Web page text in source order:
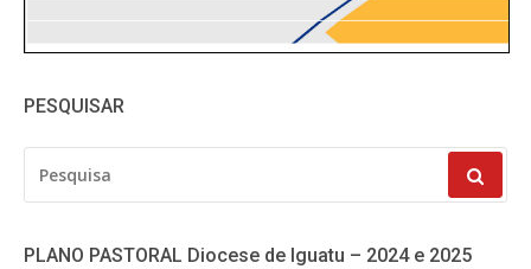
PESQUISAR
POR:
PLANO PASTORAL Diocese de Iguatu – 2024 e 2025